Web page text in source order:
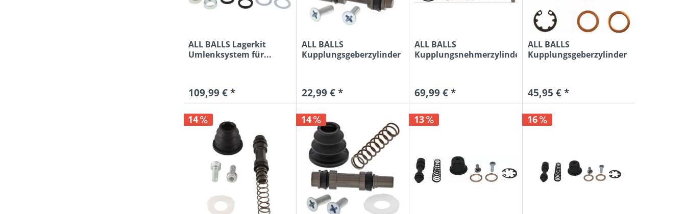
ALL BALLS Lagerkit
Umlenksystem für...
109,99 € *
ALL BALLS
Kupplungsgeberzylinder
22,99 € *
ALL BALLS
Kupplungsnehmerzylinder
69,99 € *
ALL BALLS
Kupplungsgeberzylinder
45,95 € *
14 14 13 16